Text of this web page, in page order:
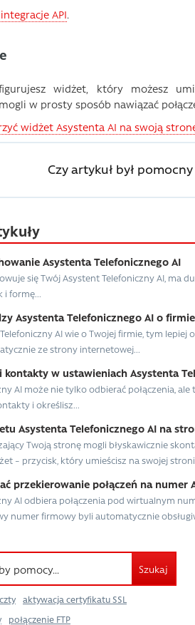
API.
widżet, który możesz
w prosty sposób nawiązać
widżet Asystenta AI na swoją
Czy artykuł był pomocny
Asystenta Telefonicznego AI
się Twój Asystent Telefoniczny AI, ma
i formę...
Asystenta Telefonicznego AI o firmie
AI wie o Twojej firmie, tym
ze strony internetowej...
kontakty w ustawieniach Asystenta
AI może nie tylko odbierać połączenia,
i określisz...
Asystenta Telefonicznego AI na
Twoją stronę mogli błyskawicznie
– przycisk, który umieścisz na swojej
przekierowanie połączeń na numer
AI odbiera połączenia pod wirtualnym
numer firmowy byli automatycznie
Szukaj
aktywacja certyfikatu SSL
połączenie FTP